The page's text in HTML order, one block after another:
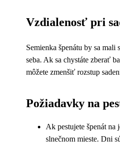
Vzdialenosť pri
Semienka špenátu by sa
seba. Ak sa chystáte zberať
môžete zmenšiť rozstup
Požiadavky na
Ak pestujete špenát na
slnečnom mieste. Dni